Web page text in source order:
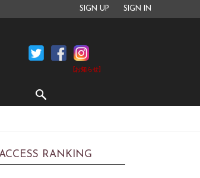
SIGN UP SIGN IN
[お知らせ]
RANKING